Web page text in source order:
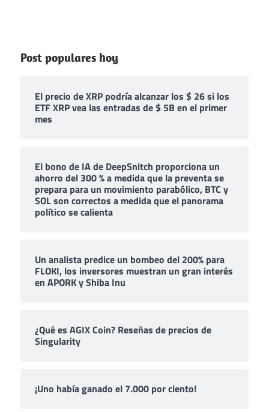
Post populares hoy
El precio de XRP podría alcanzar los $ 26 si los
ETF XRP vea las entradas de $ 5B en el primer
mes
El bono de IA de DeepSnitch proporciona un
ahorro del 300 % a medida que la preventa se
prepara para un movimiento parabólico, BTC y
SOL son correctos a medida que el panorama
político se calienta
Un analista predice un bombeo del 200% para
FLOKI, los inversores muestran un gran interés
en APORK y Shiba Inu
¿Qué es AGIX Coin? Reseñas de precios de
Singularity
¡Uno había ganado el 7.000 por ciento!